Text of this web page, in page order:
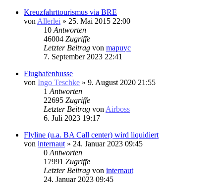
Kreuzfahrttourismus via BRE
von Allerlei » 25. Mai 2015 22:00
10 Antworten
46004 Zugriffe
Letzter Beitrag von mapuyc
7. September 2023 22:41
Flughafenbusse
von Ingo Teschke » 9. August 2020 21:55
1 Antworten
22695 Zugriffe
Letzter Beitrag von Airboss
6. Juli 2023 19:17
Flyline (u.a. BA Call center) wird liquidiert
von internaut » 24. Januar 2023 09:45
0 Antworten
17991 Zugriffe
Letzter Beitrag von internaut
24. Januar 2023 09:45